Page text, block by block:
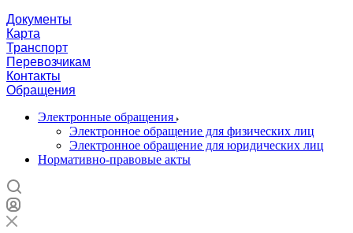
Документы
Карта
Транспорт
Перевозчикам
Контакты
Обращения
Электронные обращения
Электронное обращение для физических лиц
Электронное обращение для юридических лиц
Нормативно-правовые акты